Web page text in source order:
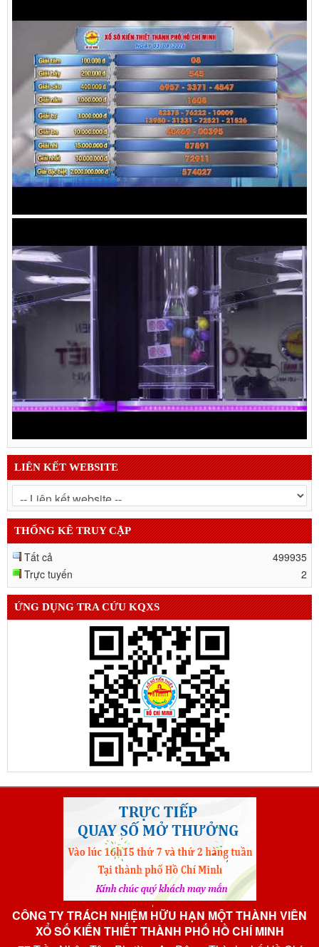
LIÊN KẾT WEBSITE
THỐNG KÊ TRUY CẬP
Tất cả
499935
Trực tuyến
2
ỨNG DỤNG TRA CỨU KQXS
CÔNG TY TRÁCH NHIỆM HỮU HẠN MỘT THÀNH VIÊN
XỔ SỐ KIẾN THIẾT THÀNH PHỐ HỒ CHÍ MINH